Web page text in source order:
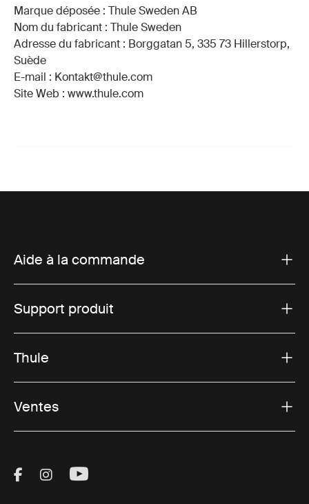
Marque déposée : Thule Sweden AB
Nom du fabricant : Thule Sweden
Adresse du fabricant : Borggatan 5, 335 73 Hillerstorp,
Suède
E-mail : Kontakt@thule.com
Site Web : www.thule.com
Aide à la commande
Support produit
Thule
Ventes
Visit Thule on Facebook (external link)
Visit Thule on Instagram (external link)
Visit Thule on Youtube (external